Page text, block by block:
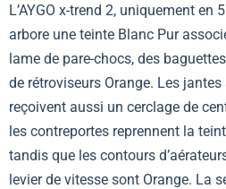
L’AYGO x-trend 2, uniquement en
arbore une teinte Blanc Pur
lame de pare-chocs, des
de rétroviseurs Orange. Les
reçoivent aussi un cerclage de
les contreportes reprennent la
tandis que les contours
levier de vitesse sont Orange. La